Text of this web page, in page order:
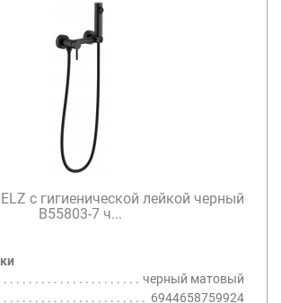
с гигиенической лейкой черный
B55803-7 ч...
черный матовый
6944658759924